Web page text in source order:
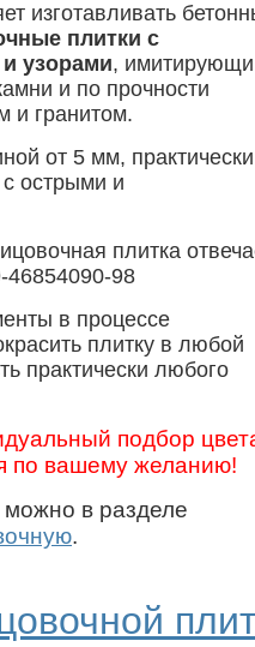
изготавливать
плитки с
узорами,
и по прочности
и гранитом.
от 5 мм, практически
острыми и
плитка
46854090-98
в процессе
плитку в любой
практически любого
подбор
по вашему желанию!
в разделе
.